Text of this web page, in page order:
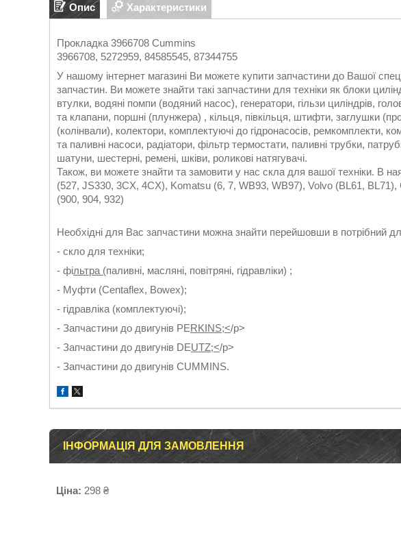
Опис Характеристики
Прокладка 3966708 Cummins
3966708, 5272959, 84585545, 87344755
У нашому інтернет магазині Ви можете купити запчастини до Вашої
запчастин. Ви можете знайти такі запчастини для техніки як блоки
втулки, водяні помпи (водяний насос), генератори, гільзи циліндрів,
та клапани, поршні (плунжера) , кільця, півкільця, штифти, заглушки
(колінвали), колектори, комплектуючі до гідронасосів, ремкомплекти,
та паливні насоси, радіатори, фільтр термостати, паливні трубки,
шатуни, шестерні, ремені, шківи, роликові натягувачі.
Також, ви можете знайти та замовити у нас скла для вашої техніки. В
(527, JS330, 3CX, 4CX), Komatsu (6, 7, WB93, WB97), Volvo (BL61,
(900, 904, 932)
Необхідні для Вас запчастини можна знайти перейшовши в потрібний
- скло для техніки;
- фільтра (паливні, масляні, повітряні, гідравліки) ;
- Муфти (Centaflex, Bowex);
- гідравліка (комплектуючі);
- Запчастини до двигунів PERKINS;</p>
- Запчастини до двигунів DEUTZ;</p>
- Запчастини до двигунів CUMMINS.
ІНФОРМАЦІЯ ДЛЯ ЗАМОВЛЕННЯ
Ціна: 298 ₴